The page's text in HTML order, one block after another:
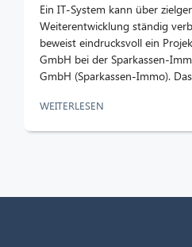
Ein IT-System kann über
Weiterentwicklung ständig
beweist eindrucksvoll ein
GmbH bei der Sparkassen-
GmbH (Sparkassen-Immo).
WEITERLESEN